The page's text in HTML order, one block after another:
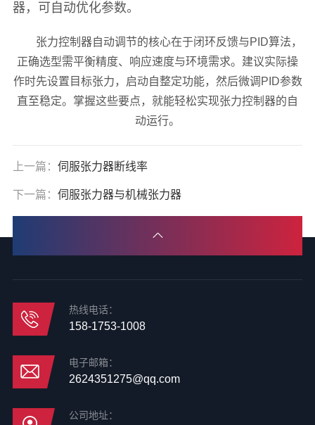
器，可自动优化参数。
张力控制器自动调节的核心在于闭环反馈与PID算法，
正确选型需平衡精度、响应速度与环境需求。建议实际操
作时先设置目标张力，启动自整定功能，然后微调PID参数
直至稳定。掌握这些要点，就能轻松实现张力控制器的自
动运行。
上一篇： 伺服张力器断线率
下一篇： 伺服张力器与机械张力器
热线电话：
158-1753-1008
电子邮箱：
2624351275@qq.com
公司地址：